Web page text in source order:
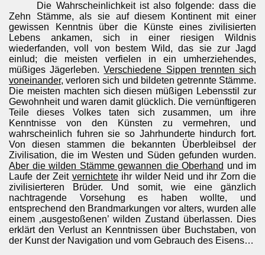
Die Wahrscheinlichkeit ist also folgende: dass die
Zehn Stämme, als sie auf diesem Kontinent mit einer
gewissen Kenntnis über die Künste eines zivilisierten
Lebens ankamen, sich in einer riesigen Wildnis
wiederfanden, voll von bestem Wild, das sie zur Jagd
einlud; die meisten verfielen in ein umherziehendes,
müßiges Jägerleben.Verschiedene Sippen trennten sich
voneinander, verloren sich und bildeten getrennte Stämme.
Die meisten machten sich diesen müßigen Lebensstil zur
Gewohnheit und waren damit glücklich. Die vernünftigeren
Teile dieses Volkes taten sich zusammen, um ihre
Kenntnisse von den Künsten zu vermehren, und
wahrscheinlich fuhren sie so Jahrhunderte hindurch fort.
Von diesen stammen die bekannten Überbleibsel der
Zivilisation, die im Westen und Süden gefunden wurden.
Aber die wilden Stämme gewannen die Oberhand und im
Laufe der Zeit vernichteteihr wilder Neid und ihr Zorn die
zivilisierteren Brüder. Und somit, wie eine gänzlich
nachtragende Vorsehung es haben wollte, und
entsprechend den Brandmarkungen vor alters, wurden alle
einem ‚ausgestoßenen’ wilden Zustand überlassen. Dies
erklärt den Verlust an Kenntnissen über Buchstaben, von
der Kunst der Navigation und vom Gebrauch des Eisens…